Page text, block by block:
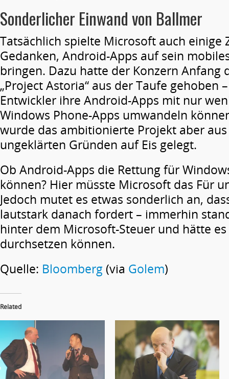
Sonderlicher Einwand von Ballmer
Tatsächlich spielte Microsoft auch einige
Gedanken, Android-Apps auf sein
bringen. Dazu hatte der Konzern Anfang
„Project Astoria“ aus der Taufe gehoben
Entwickler ihre Android-Apps mit nur
Windows Phone-Apps umwandeln
wurde das ambitionierte Projekt aber
ungeklärten Gründen auf Eis gelegt.
Ob Android-Apps die Rettung für
können? Hier müsste Microsoft das Für
Jedoch mutet es etwas sonderlich an,
lautstark danach fordert – immerhin
hinter dem Microsoft-Steuer und hätte
durchsetzen können.
Quelle: Bloomberg (via Golem)
Related